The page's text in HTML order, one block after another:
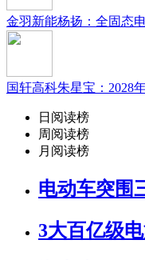
金羽新能杨扬：全固态
国轩高科朱星宝：2028
日阅读榜
周阅读榜
月阅读榜
电动车突围
3大百亿级